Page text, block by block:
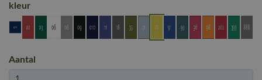
kleur
Aantal